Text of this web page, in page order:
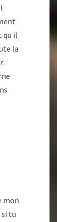
qu il
la
mon
tu